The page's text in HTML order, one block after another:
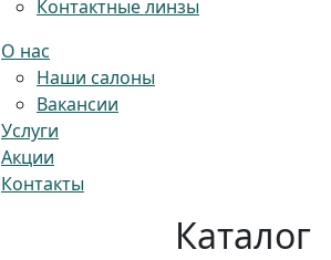
Контактные линзы
О нас
Наши салоны
Вакансии
Услуги
Акции
Контакты
Каталог